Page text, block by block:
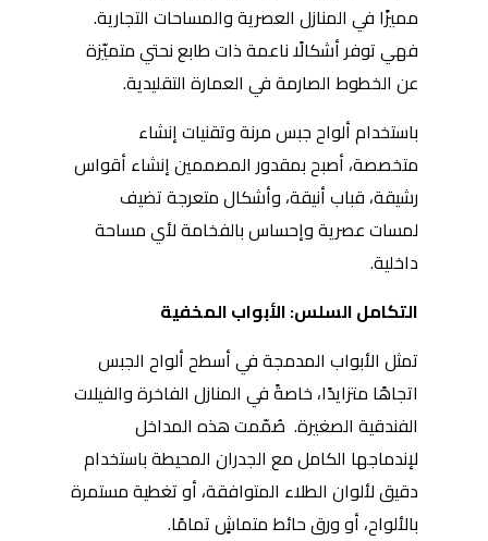
مميزًا في المنازل العصرية والمساحات التجارية.
فهي توفر أشكالًا ناعمة ذات طابع نحتي متميّزة
عن الخطوط الصارمة في العمارة التقليدية.
باستخدام ألواح جبس مرنة وتقنيات إنشاء
متخصصة، أصبح بمقدور المصممين إنشاء أقواس
رشيقة، قباب أنيقة، وأشكال متعرجة تضيف
لمسات عصرية وإحساس بالفخامة لأي مساحة
داخلية.
التكامل السلس: الأبواب المخفية
تمثل الأبواب المدمجة في أسطح ألواح الجبس
اتجاهًا متزايدًا، خاصةً في المنازل الفاخرة والفيلات
الفندقية الصغيرة. صُمّمت هذه المداخل
لإندماجها الكامل مع الجدران المحيطة باستخدام
دقيق لألوان الطلاء المتوافقة، أو تغطية مستمرة
بالألواح، أو ورق حائط متماشٍ تمامًا.